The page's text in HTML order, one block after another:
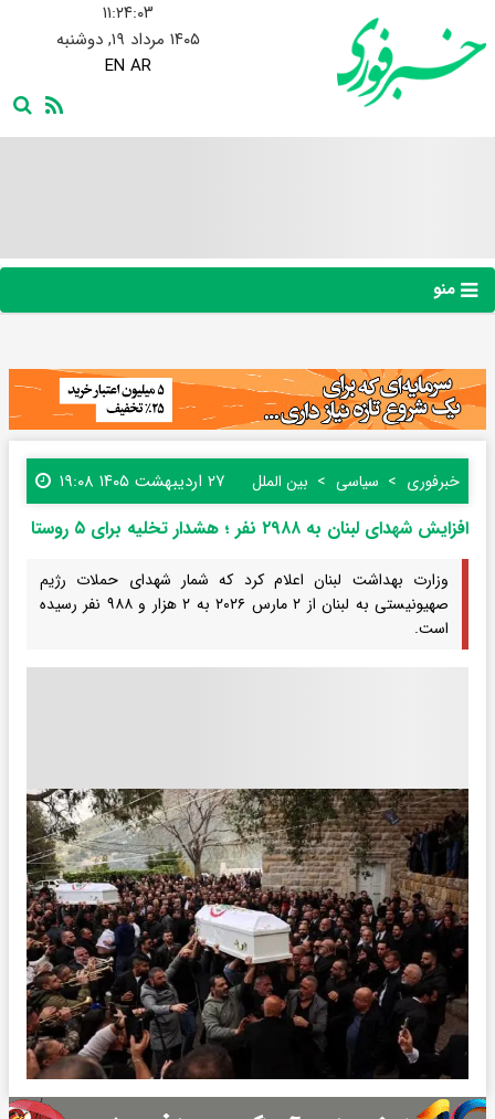
۱۱:۲۴:۰۴
۱۴۰۵ مرداد ۱۹, دوشنبه
EN AR
منو
خبرفوری سیاسی بین الملل ۲۷ اردیبهشت ۱۴۰۵ ۱۹:۰۸
افزایش شهدای لبنان به ۲۹۸۸ نفر ؛ هشدار تخلیه برای ۵ روستا
وزارت بهداشت لبنان اعلام کرد که شمار شهدای حملات رژیم
صهیونیستی به لبنان از ۲ مارس ۲۰۲۶ به ۲ هزار و ۹۸۸ نفر رسیده
است.